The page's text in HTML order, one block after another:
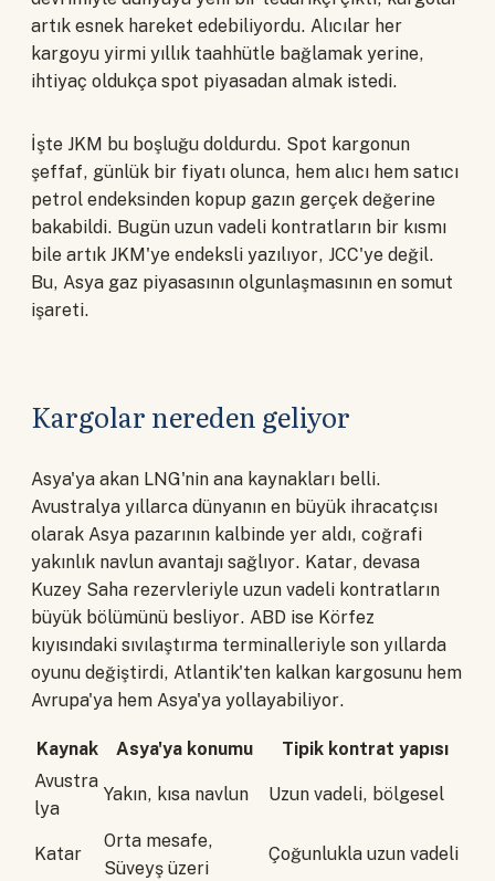
artık esnek hareket edebiliyordu. Alıcılar her
kargoyu yirmi yıllık taahhütle bağlamak yerine,
ihtiyaç oldukça spot piyasadan almak istedi.
İşte JKM bu boşluğu doldurdu. Spot kargonun
şeffaf, günlük bir fiyatı olunca, hem alıcı hem satıcı
petrol endeksinden kopup gazın gerçek değerine
bakabildi. Bugün uzun vadeli kontratların bir kısmı
bile artık JKM'ye endeksli yazılıyor, JCC'ye değil.
Bu, Asya gaz piyasasının olgunlaşmasının en somut
işareti.
Kargolar nereden geliyor
Asya'ya akan LNG'nin ana kaynakları belli.
Avustralya yıllarca dünyanın en büyük ihracatçısı
olarak Asya pazarının kalbinde yer aldı, coğrafi
yakınlık navlun avantajı sağlıyor. Katar, devasa
Kuzey Saha rezervleriyle uzun vadeli kontratların
büyük bölümünü besliyor. ABD ise Körfez
kıyısındaki sıvılaştırma terminalleriyle son yıllarda
oyunu değiştirdi, Atlantik'ten kalkan kargosunu hem
Avrupa'ya hem Asya'ya yollayabiliyor.
Kaynak Asya'ya konumu
Tipik kontrat yapısı
Avustra
lya
Yakın, kısa navlun Uzun vadeli, bölgesel
Katar
Orta mesafe,
Süveyş üzeri
Çoğunlukla uzun vadeli